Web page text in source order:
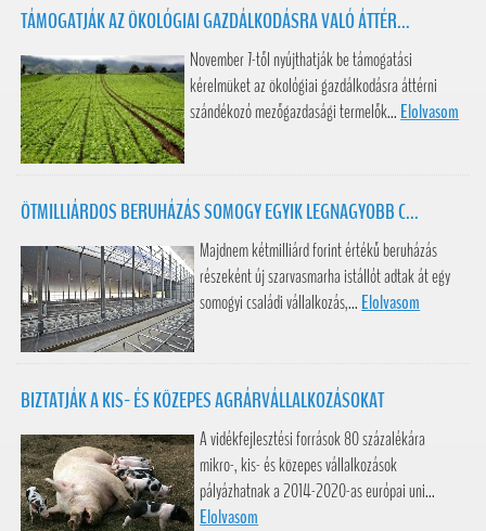
TÁMOGATJÁK AZ ÖKOLÓGIAI GAZDÁLKODÁSRA VALÓ ÁTTÉR...
November 7-től nyújthatják be támogatási
kérelmüket az ökológiai gazdálkodásra áttérni
szándékozó mezőgazdasági termelők... Elolvasom
ÖTMILLIÁRDOS BERUHÁZÁS SOMOGY EGYIK LEGNAGYOBB C...
Majdnem kétmilliárd forint értékű beruházás
részeként új szarvasmarha istállót adtak át egy
somogyi családi vállalkozás,... Elolvasom
BIZTATJÁK A KIS- ÉS KÖZEPES AGRÁRVÁLLALKOZÁSOKAT
A vidékfejlesztési források 80 százalékára
mikro-, kis- és közepes vállalkozások
pályázhatnak a 2014-2020-as európai uni...
Elolvasom